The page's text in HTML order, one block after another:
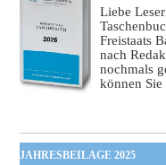
Liebe
Freistaats
nach
nochmals
können
JAHRESBEILAGE 2025